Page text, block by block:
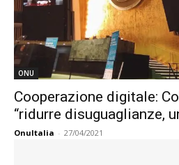
ONU
Cooperazione digitale:
“ridurre disuguaglianze,
OnuItalia - 27/04/2021